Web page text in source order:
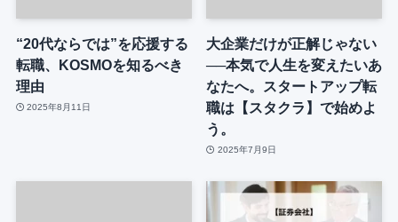
“20代ならでは”を応援する
転職、KOSMOを知るべき
理由
2025年8月11日
大企業だけが正解じゃない
──本気で人生を変えたいあ
なたへ。スタートアップ転
職は【スタクラ】で始めよ
う。
2025年7月9日